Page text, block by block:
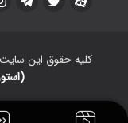
کلیه حقوق این